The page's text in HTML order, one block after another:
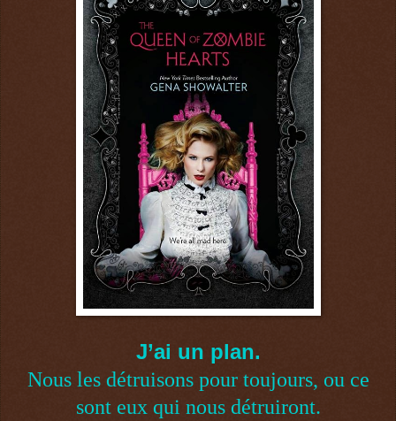
J’ai un plan.
Nous les détruisons pour toujours, ou ce
sont eux qui nous détruiront.